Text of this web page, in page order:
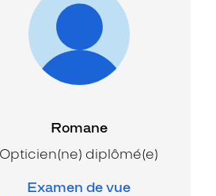
Romane
Opticien(ne) diplômé(e)
Examen de vue